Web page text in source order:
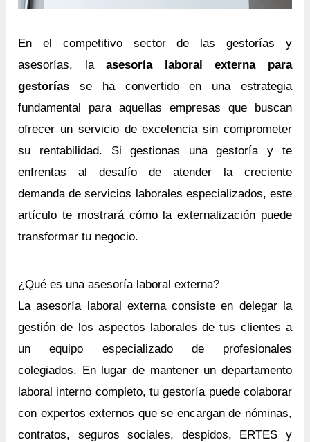
En el competitivo sector de las gestorías y
asesorías, laasesoría laboral externa para
gestorías se ha convertido en una estrategia
fundamental para aquellas empresas que buscan
ofrecer un servicio de excelencia sin comprometer
su rentabilidad. Si gestionas una gestoría y te
enfrentas al desafío de atender la creciente
demanda de servicios laborales especializados, este
artículo te mostrará cómo la externalización puede
transformar tu negocio.
¿Qué es una asesoría laboral externa?
La asesoría laboral externa consiste en delegar la
gestión de los aspectos laborales de tus clientes a
un equipo especializado de profesionales
colegiados. En lugar de mantener un departamento
laboral interno completo, tu gestoría puede colaborar
con expertos externos que se encargan de nóminas,
contratos, seguros sociales, despidos, ERTES y